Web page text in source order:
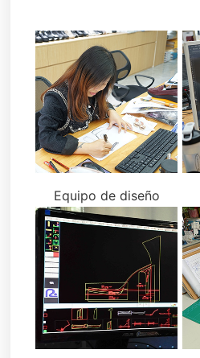
Equipo de diseño